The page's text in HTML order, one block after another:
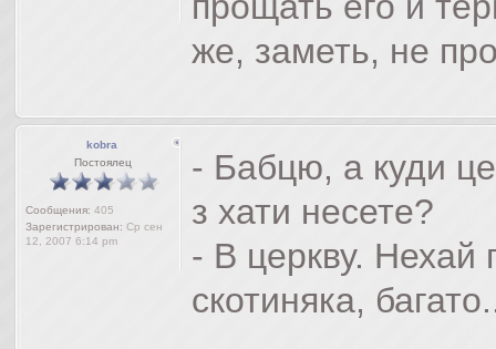
же, заметь, не
kobra
Постоялец
Сообщения: 405
Зарегистрирован: Ср сен
12, 2007 6:14 pm
- Бабцю, а куди це
з хати несете?
- В церкву. Нехай
скотиняка,